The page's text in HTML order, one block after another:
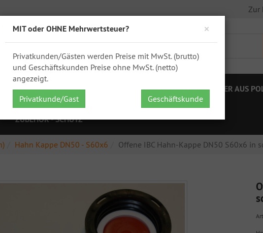
×
MIT oder OHNE Mehrwertsteuer?
Privatkunden/Gästen werden Preise mit MwSt. (brutto)
und Geschäftskunden Preise ohne MwSt. (netto)
angezeigt.
Privatkunde/Gast
Geschäftskunde
Zur
ZAPFSTELLEN IBC ZUBEHÖR FÄSSER KANISTER AUS
ZUBEHÖR - SCHÜTZ
Hahn Kappe DN50 - S60x6 Offene IBC Hahn-Kappe DN50 S60x6 in